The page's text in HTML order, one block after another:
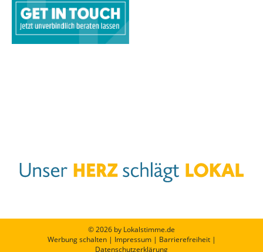
© 2026 by Lokalstimme.de
Werbung schalten| Impressum| Barrierefreiheit|
Datenschutzerklärung